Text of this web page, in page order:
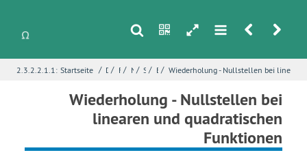
s n h m r u
2.3.2.2.1.1: Startseite / Differentialrechnung
/ Funktionsuntersuchungen mit Ableitungen
/ Nullstellen von Funktionen
/ Strukturierung – Nullstellen von Funktionen
/ Einstieg – Zielsetzung
/ Wiederholung - Nullstellen bei
Wiederholung - Nullstellen bei
linearen und quadratischen
Funktionen
Name*
E-Mail*